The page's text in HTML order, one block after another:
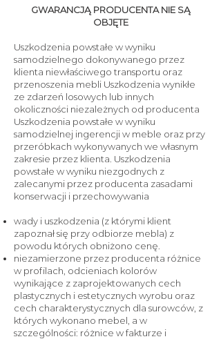
GWARANCJĄ PRODUCENTA NIE SĄ
OBJĘTE
Uszkodzenia powstałe w wyniku
samodzielnego dokonywanego przez
klienta niewłaściwego transportu oraz
przenoszenia mebli Uszkodzenia wynikłe
ze zdarzeń losowych lub innych
okoliczności niezależnych od producenta
Uszkodzenia powstałe w wyniku
samodzielnej ingerencji w meble oraz przy
przeróbkach wykonywanych we własnym
zakresie przez klienta. Uszkodzenia
powstałe w wyniku niezgodnych z
zalecanymi przez producenta zasadami
konserwacji i przechowywania
wady i uszkodzenia (z którymi klient
zapoznał się przy odbiorze mebla) z
powodu których obniżono cenę.
niezamierzone przez producenta różnice
w profilach, odcieniach kolorów
wynikające z zaprojektowanych cech
plastycznych i estetycznych wyrobu oraz
cech charakterystycznych dla surowców, z
których wykonano mebel, a w
szczególności: różnice w fakturze i